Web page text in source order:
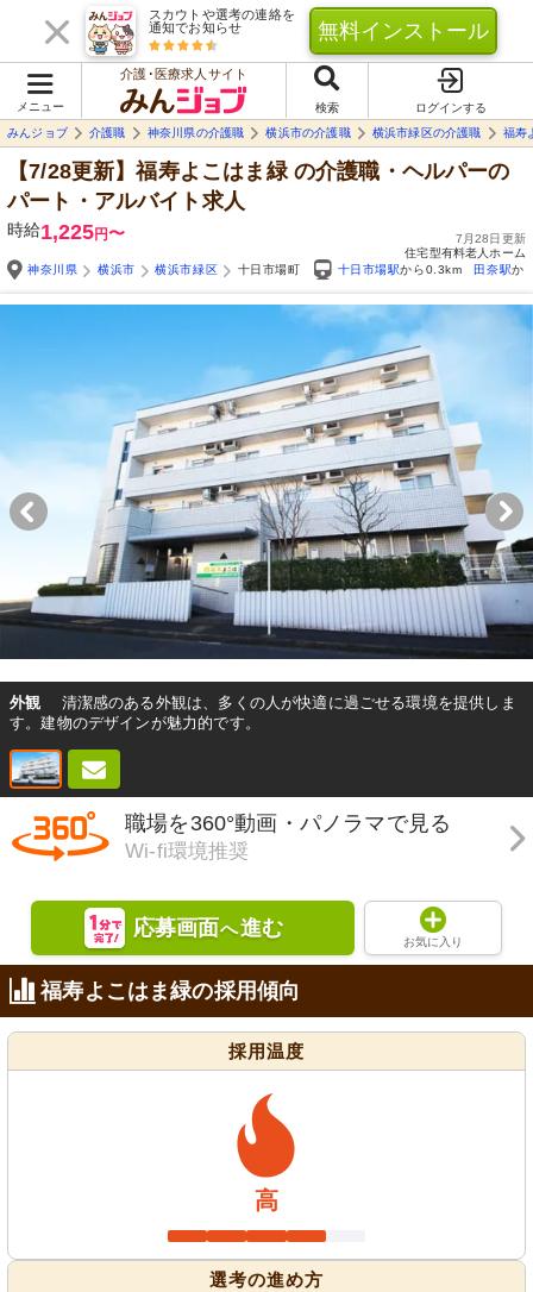
スカウトや選考の連絡を
通知でお知らせ
無料インストール
メニュー
介護･医療求人サイト
検索
ログインする
みんジョブ
介護職 神奈川県の介護職 横浜市の介護職 横浜市緑区の介護職 福寿
【7/28更新】福寿よこはま緑の介護職・ヘルパーの
パート・アルバイト求人
時給1,225円〜
7月28日更新
住宅型有料老人ホーム
神奈川県
横浜市 横浜市緑区 十日市場町 十日市場駅から0.3km 田奈駅か
外観
清潔感のある外観は、多くの人が快適に過ごせる環境を提供しま
す。建物のデザインが魅力的です。
職場を360°動画・パノラマで見る
Wi-fi環境推奨
応募画面へ進む
お気に入り
福寿よこはま緑の採用傾向
採用温度
高
選考の進め方